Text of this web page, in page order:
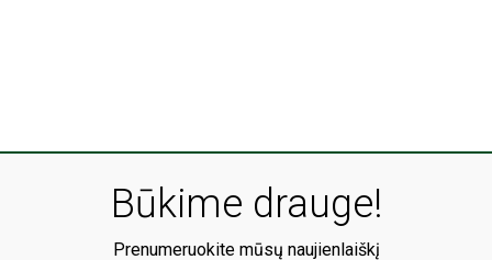
Būkime drauge!
Prenumeruokite mūsų naujienlaiškį